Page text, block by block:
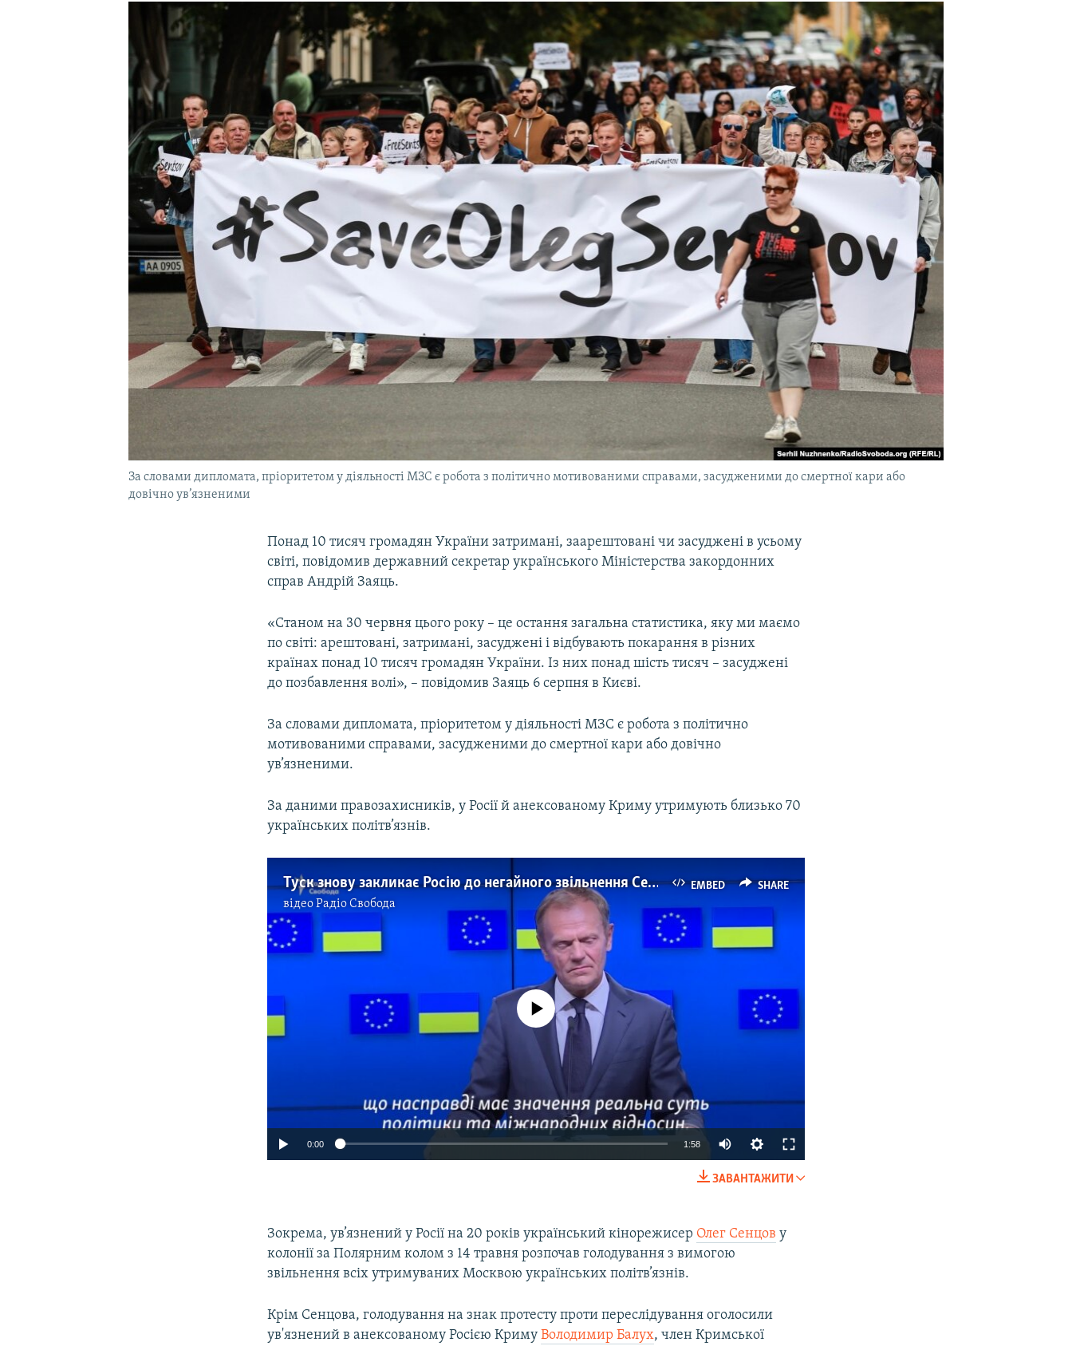
За словами дипломата, пріоритетом у діяльності МЗС є робота з політично мотивованими справами, засудженими до смертної кари або
довічно ув’язненими
Понад 10 тисяч громадян України затримані, заарештовані чи засуджені в усьому
світі, повідомив державний секретар українського Міністерства закордонних
справ Андрій Заяць.
«Станом на 30 червня цього року – це остання загальна статистика, яку ми маємо
по світі: арештовані, затримані, засуджені і відбувають покарання в різних
країнах понад 10 тисяч громадян України. Із них понад шість тисяч – засуджені
до позбавлення волі», – повідомив Заяць 6 серпня в Києві.
За словами дипломата, пріоритетом у діяльності МЗС є робота з політично
мотивованими справами, засудженими до смертної кари або довічно
ув’язненими.
За даними правозахисників, у Росії й анексованому Криму утримують близько 70
українських політв’язнів.
EMBED SHARE
Туск знову закликає Росію до негайного звільнення Сенцова та інших політв’язнів (відео)
відеоРадіо Свобода
No media source currently available
0:00 1:58
ЗАВАНТАЖИТИ
Зокрема, ув’язнений у Росії на 20 років український кінорежисер Олег Сенцов у
колонії за Полярним колом з 14 травня розпочав голодування з вимогою
звільнення всіх утримуваних Москвою українських політв’язнів.
Крім Сенцова, голодування на знак протесту проти переслідування оголосили
ув'язнений в анексованому Росією КримуВолодимир Балух, член Кримської